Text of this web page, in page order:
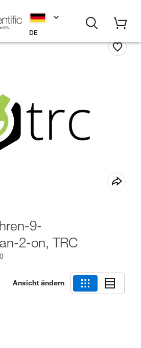
DE
9-
2-on, TRC
Ansicht ändern